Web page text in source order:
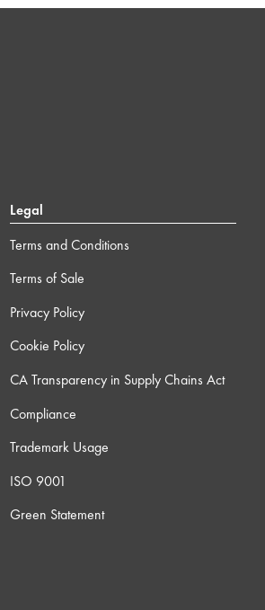
Legal
Terms and Conditions
Terms of Sale
Privacy Policy
Cookie Policy
CA Transparency in Supply Chains Act
Compliance
Trademark Usage
ISO 9001
Green Statement